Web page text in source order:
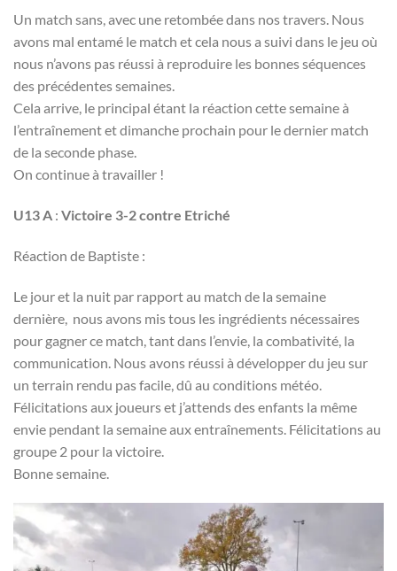
Un match sans, avec une retombée dans nos travers. Nous
avons mal entamé le match et cela nous a suivi dans le jeu où
nous n’avons pas réussi à reproduire les bonnes séquences
des précédentes semaines.
Cela arrive, le principal étant la réaction cette semaine à
l’entraînement et dimanche prochain pour le dernier match
de la seconde phase.
On continue à travailler !
U13 A : Victoire 3-2 contre Etriché
Réaction de Baptiste :
Le jour et la nuit par rapport au match de la semaine
dernière, nous avons mis tous les ingrédients nécessaires
pour gagner ce match, tant dans l’envie, la combativité, la
communication. Nous avons réussi à développer du jeu sur
un terrain rendu pas facile, dû au conditions météo.
Félicitations aux joueurs et j’attends des enfants la même
envie pendant la semaine aux entraînements. Félicitations au
groupe 2 pour la victoire.
Bonne semaine.